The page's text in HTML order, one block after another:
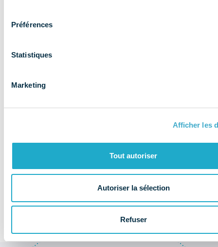
Préférences
Statistiques
Marketing
Afficher les
Tout autoriser
Autoriser la sélection
Refuser
Au coeur de la
santé dentaire